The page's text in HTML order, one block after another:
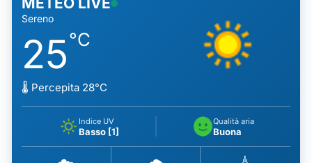
Sereno
25°C
🌡️ Percepita 28°C
Indice UV
Basso [1]
Qualità aria
Buona